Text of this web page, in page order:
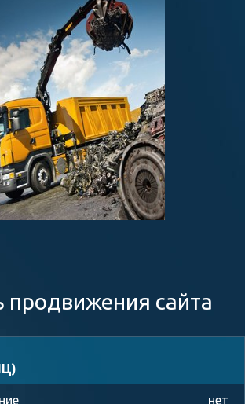
продвижения сайта
нет